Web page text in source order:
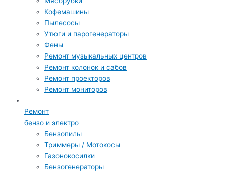
Кофемашины
Пылесосы
Утюги и парогенераторы
Фены
Ремонт музыкальных центров
Ремонт колонок и сабов
Ремонт проекторов
Ремонт мониторов
Ремонт
бензо и электро
Бензопилы
Триммеры / Мотокосы
Газонокосилки
Бензогенераторы